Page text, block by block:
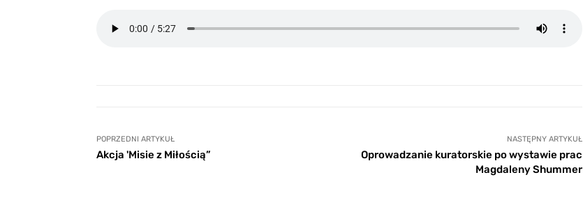
POPRZEDNI ARTYKUŁ
Akcja 'Misie z Miłością”
NASTĘPNY ARTYKUŁ
Oprowadzanie kuratorskie po wystawie prac
Magdaleny Shummer